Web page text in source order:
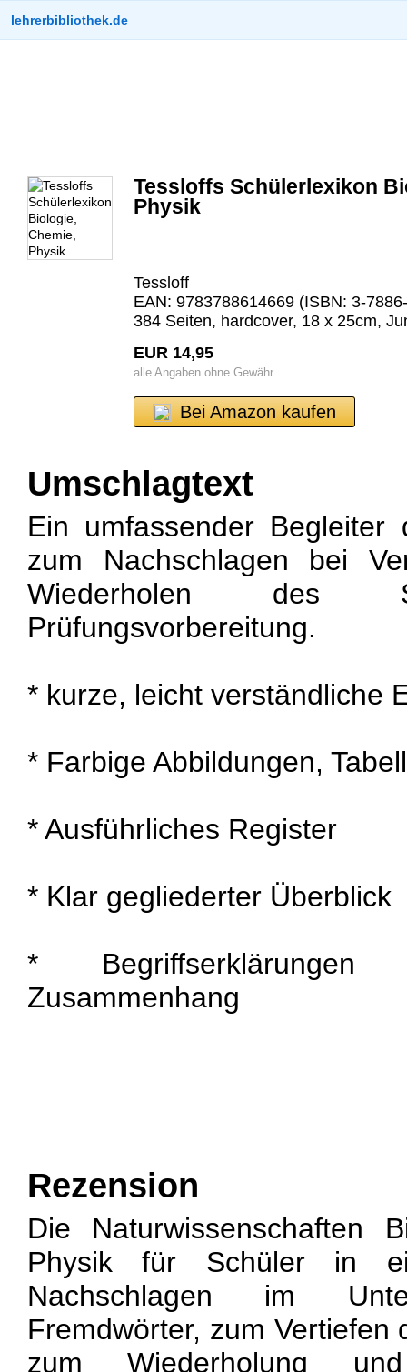
lehrerbibliothek.de
Tessloffs Schülerlexikon
Physik
Tessloff
EAN: 9783788614669 (ISBN: 3-
384 Seiten, hardcover, 18 x 25cm,
EUR 14,95
alle Angaben ohne Gewähr
Bei Amazon kaufen
Umschlagtext
Ein umfassender
zum Nachschlagen bei
Wiederholen des
Prüfungsvorbereitung.
* kurze, leicht verständliche
* Farbige Abbildungen,
* Ausführliches Register
* Klar gegliederter Überblick
* Begriffserklärungen
Zusammenhang
Rezension
Die Naturwissenschaften
Physik für Schüler in
Nachschlagen im
Fremdwörter, zum Vertiefen
zum Wiederholung